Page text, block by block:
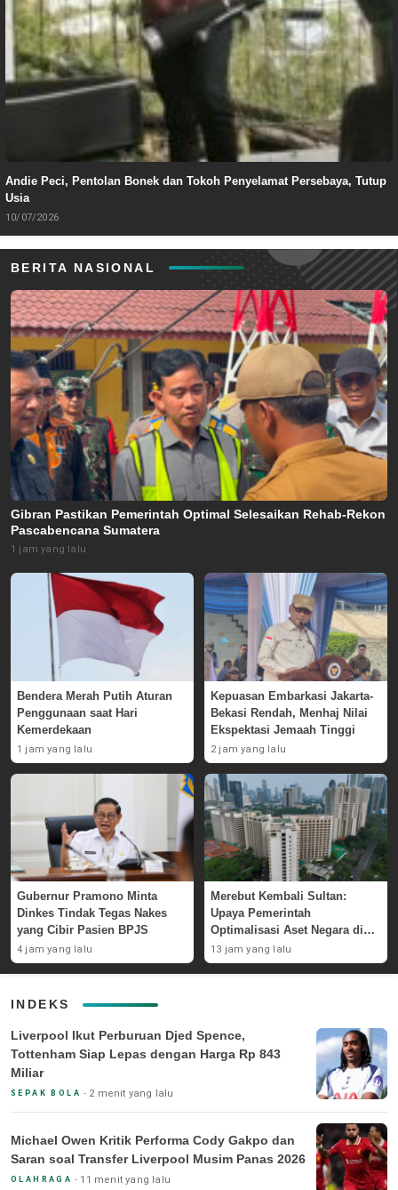
Andie Peci, Pentolan Bonek dan Tokoh Penyelamat Persebaya, Tutup
Usia
10/07/2026
BERITA NASIONAL
Gibran Pastikan Pemerintah Optimal Selesaikan Rehab-Rekon
Pascabencana Sumatera
1 jam yang lalu
Bendera Merah Putih Aturan
Penggunaan saat Hari
Kemerdekaan
1 jam yang lalu
Kepuasan Embarkasi Jakarta-
Bekasi Rendah, Menhaj Nilai
Ekspektasi Jemaah Tinggi
2 jam yang lalu
Gubernur Pramono Minta
Dinkes Tindak Tegas Nakes
yang Cibir Pasien BPJS
4 jam yang lalu
Merebut Kembali Sultan:
Upaya Pemerintah
Optimalisasi Aset Negara di
GBK
13 jam yang lalu
INDEKS
Liverpool Ikut Perburuan Djed Spence,
Tottenham Siap Lepas dengan Harga Rp 843
Miliar
SEPAK BOLA 2 menit yang lalu
Michael Owen Kritik Performa Cody Gakpo dan
Saran soal Transfer Liverpool Musim Panas 2026
OLAHRAGA 11 menit yang lalu